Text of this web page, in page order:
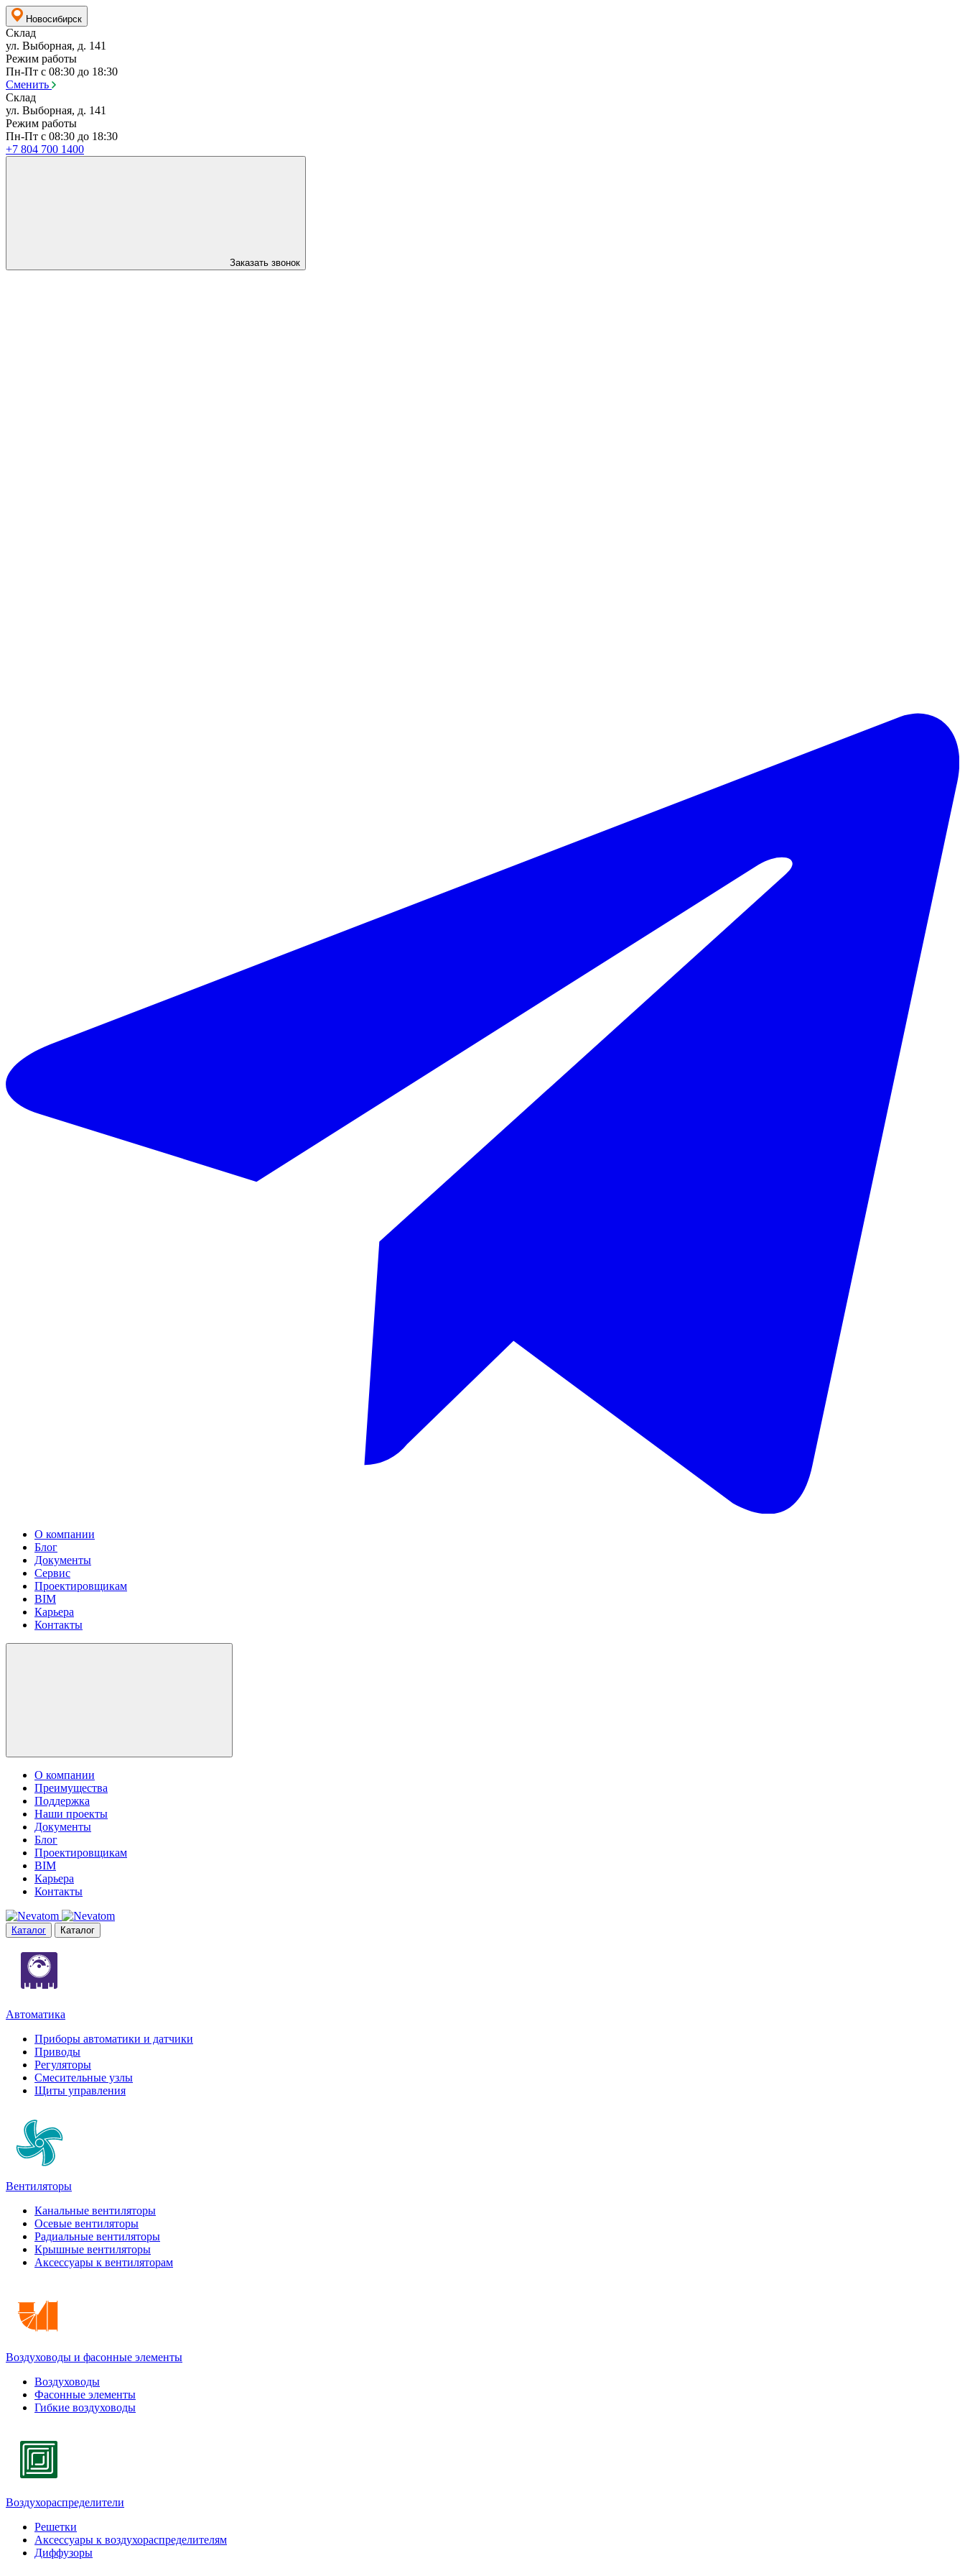
Новосибирск
Склад
ул. Выборная, д. 141
Режим работы
Пн-Пт с 08:30 до 18:30
Сменить
Склад
ул. Выборная, д. 141
Режим работы
Пн-Пт с 08:30 до 18:30
+7 804 700 1400
Заказать звонок
О компании
Блог
Документы
Сервис
Проектировщикам
BIM
Карьера
Контакты
О компании
Преимущества
Поддержка
Наши проекты
Документы
Блог
Проектировщикам
BIM
Карьера
Контакты
Каталог Каталог
Автоматика
Приборы автоматики и датчики
Приводы
Регуляторы
Смесительные узлы
Щиты управления
Вентиляторы
Канальные вентиляторы
Осевые вентиляторы
Радиальные вентиляторы
Крышные вентиляторы
Аксессуары к вентиляторам
Воздуховоды и фасонные элементы
Воздуховоды
Фасонные элементы
Гибкие воздуховоды
Воздухораспределители
Решетки
Аксессуары к воздухораспределителям
Диффузоры